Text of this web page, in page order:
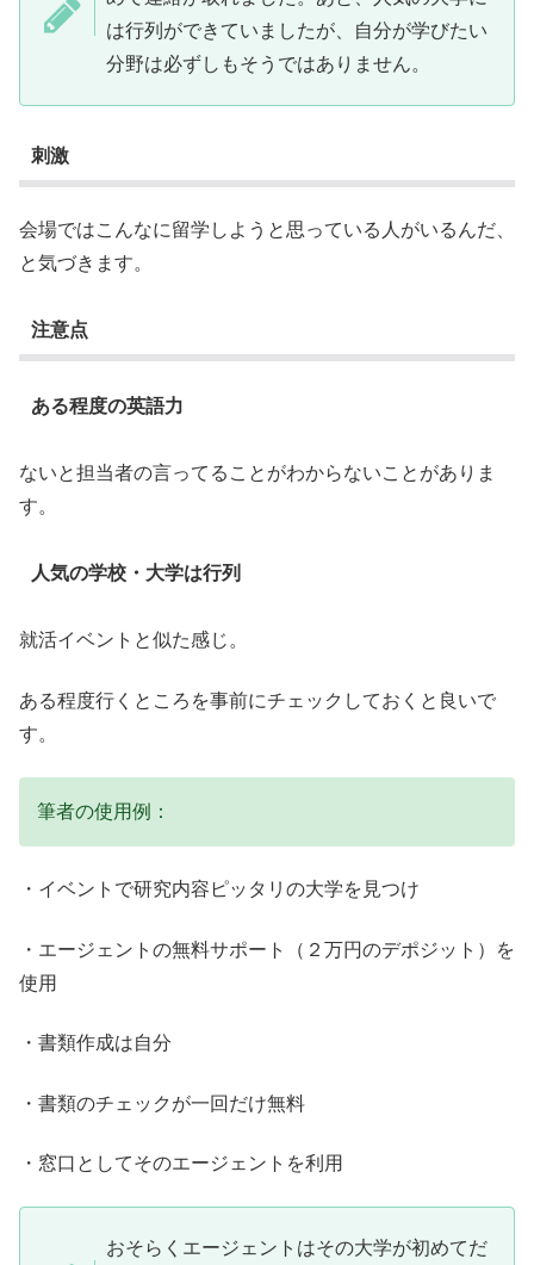
は行列ができていましたが、自分が学びたい
分野は必ずしもそうではありません。
刺激
会場ではこんなに留学しようと思っている人がいるんだ、
と気づきます。
注意点
ある程度の英語力
ないと担当者の言ってることがわからないことがありま
す。
人気の学校・大学は行列
就活イベントと似た感じ。
ある程度行くところを事前にチェックしておくと良いで
す。
筆者の使用例：
・イベントで研究内容ピッタリの大学を見つけ
・エージェントの無料サポート（２万円のデポジット）を
使用
・書類作成は自分
・書類のチェックが一回だけ無料
・窓口としてそのエージェントを利用
おそらくエージェントはその大学が初めてだ